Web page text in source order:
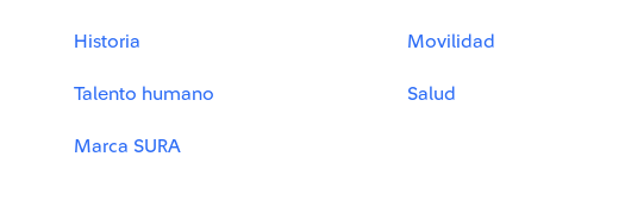
Historia
Talento humano
Marca SURA
Movilidad
Salud